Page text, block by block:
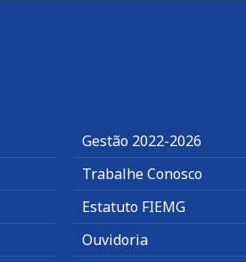
Gestão 2022-2026
Trabalhe Conosco
Estatuto FIEMG
Ouvidoria